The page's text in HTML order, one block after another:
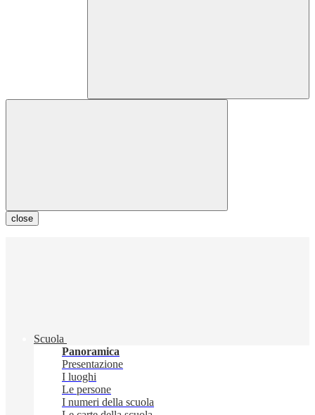
close
Scuola
Panoramica
Presentazione
I luoghi
Le persone
I numeri della scuola